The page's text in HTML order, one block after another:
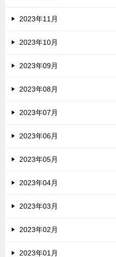
2023年11月
2023年10月
2023年09月
2023年08月
2023年07月
2023年06月
2023年05月
2023年04月
2023年03月
2023年02月
2023年01月